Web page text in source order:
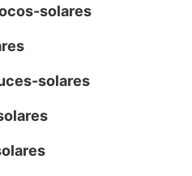
solares
solares